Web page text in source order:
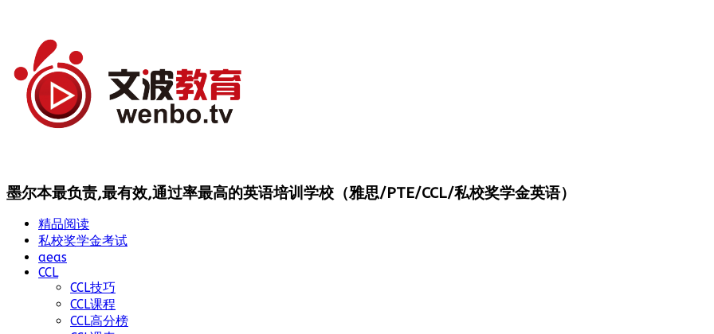
墨尔本最负责,最有效,通过率最高的英语培训学校（雅思/PTE/CCL/私校奖学金英语）
精品阅读
私校奖学金考试
aeas
CCL
CCL技巧
CCL课程
CCL高分榜